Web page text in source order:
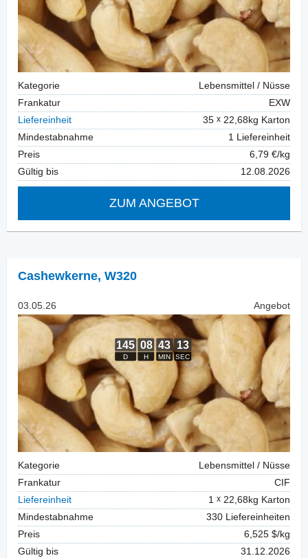
Kategorie
Lebensmittel / Nüsse
Frankatur
EXW
Liefereinheit
35
22,68kg Karton
Mindestabnahme
1 Liefereinheit
Preis
6,79 €/kg
Gültig bis
12.08.2026
ZUM ANGEBOT
Cashewkerne, W320
03.05.26 Angebot
Kategorie
Lebensmittel / Nüsse
Frankatur
CIF
Liefereinheit
1
22,68kg Karton
Mindestabnahme
330 Liefereinheiten
Preis
6,525 $/kg
Gültig bis
31.12.2026